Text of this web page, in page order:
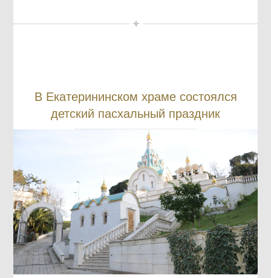
В Екатерининском храме состоялся
детский пасхальный праздник